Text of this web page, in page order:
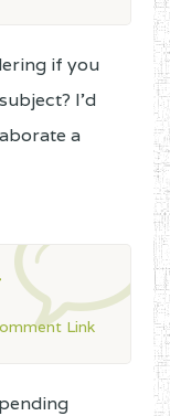
if you
I'd
a
Link